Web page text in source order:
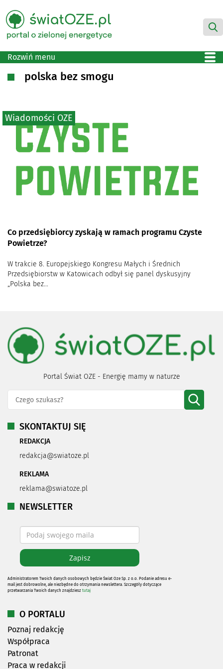
Rozwiń menu
polska bez smogu
Co przedsiębiorcy zyskają w ramach programu Czyste
Powietrze?
W trakcie 8. Europejskiego Kongresu Małych i Średnich
Przedsiębiorstw w Katowicach odbył się panel dyskusyjny
„Polska bez...
Wiadomości OZE
Portal Świat OZE - Energię mamy w naturze
SKONTAKTUJ SIĘ
REDAKCJA
redakcja@swiatoze.pl
REKLAMA
reklama@swiatoze.pl
NEWSLETTER
Administratorem Twoich danych osobowych będzie Świat Oze Sp. z o.o. Podanie adresu e-
mail jest dobrowolne, ale niezbędne do otrzymania newslettera. Szczegóły dotyczące
przetwarzania Twoich danych znajdziesz tutaj
O PORTALU
Poznaj redakcję
Współpraca
Patronat
Praca w redakcji